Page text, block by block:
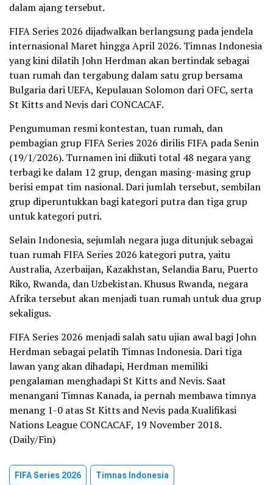
dalam ajang tersebut.
FIFA Series 2026 dijadwalkan berlangsung pada jendela
internasional Maret hingga April 2026. Timnas Indonesia
yang kini dilatih John Herdman akan bertindak sebagai
tuan rumah dan tergabung dalam satu grup bersama
Bulgaria dari UEFA, Kepulauan Solomon dari OFC, serta
St Kitts and Nevis dari CONCACAF.
Pengumuman resmi kontestan, tuan rumah, dan
pembagian grup FIFA Series 2026 dirilis FIFA pada Senin
(19/1/2026). Turnamen ini diikuti total 48 negara yang
terbagi ke dalam 12 grup, dengan masing-masing grup
berisi empat tim nasional. Dari jumlah tersebut, sembilan
grup diperuntukkan bagi kategori putra dan tiga grup
untuk kategori putri.
Selain Indonesia, sejumlah negara juga ditunjuk sebagai
tuan rumah FIFA Series 2026 kategori putra, yaitu
Australia, Azerbaijan, Kazakhstan, Selandia Baru, Puerto
Riko, Rwanda, dan Uzbekistan. Khusus Rwanda, negara
Afrika tersebut akan menjadi tuan rumah untuk dua grup
sekaligus.
FIFA Series 2026 menjadi salah satu ujian awal bagi John
Herdman sebagai pelatih Timnas Indonesia. Dari tiga
lawan yang akan dihadapi, Herdman memiliki
pengalaman menghadapi St Kitts and Nevis. Saat
menangani Timnas Kanada, ia pernah membawa timnya
menang 1-0 atas St Kitts and Nevis pada Kualifikasi
Nations League CONCACAF, 19 November 2018.
(Daily/Fin)
FIFA Series 2026 Timnas Indonesia